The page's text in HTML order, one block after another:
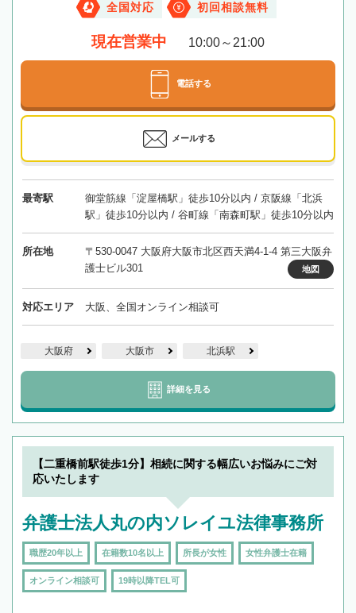
全国対応 初回相談無料
現在営業中 10:00～21:00
電話する
メールする
最寄駅
御堂筋線「淀屋橋駅」徒歩10分以内 / 京阪線「北浜
駅」徒歩10分以内 / 谷町線「南森町駅」徒歩10分以内
所在地
〒530-0047 大阪府大阪市北区西天満4-1-4 第三大阪弁
護士ビル301
地図
対応エリア 大阪、全国オンライン相談可
大阪府 大阪市 北浜駅
詳細を見る
【二重橋前駅徒歩1分】相続に関する幅広いお悩みにご対
応いたします
弁護士法人丸の内ソレイユ法律事務所
職歴20年以上 在籍数10名以上 所長が女性 女性弁護士在籍
オンライン相談可 19時以降TEL可